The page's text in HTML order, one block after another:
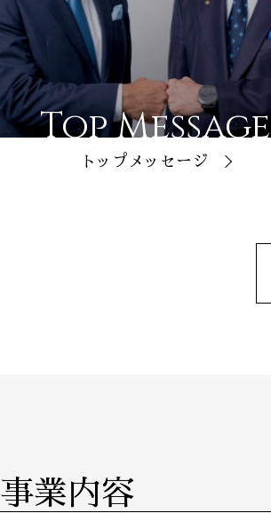
Top Message
トップメッセージ
事業内容